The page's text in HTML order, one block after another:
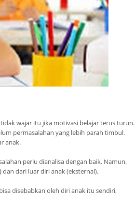
wajar itu jika motivasi belajar terus turun.
permasalahan yang lebih parah timbul.
anak.
perlu dianalisa dengan baik. Namun,
dari luar diri anak (eksternal).
disebabkan oleh diri anak itu sendiri,